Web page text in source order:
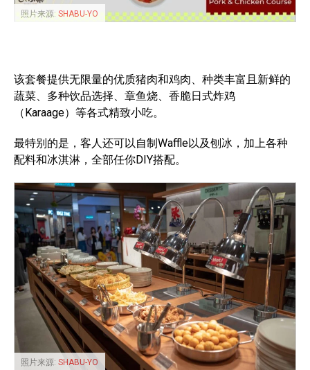
照片来源: SHABU-YO
该套餐提供无限量的优质猪肉和鸡肉、种类丰富且新鲜的
蔬菜、多种饮品选择、章鱼烧、香脆日式炸鸡
（Karaage）等各式精致小吃。
最特别的是，客人还可以自制Waffle以及刨冰，加上各种
配料和冰淇淋，全部任你DIY搭配。
照片来源: SHABU-YO